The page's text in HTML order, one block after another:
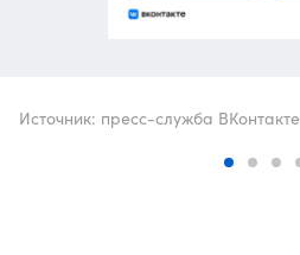
Источник: пресс-служба ВКонтакте